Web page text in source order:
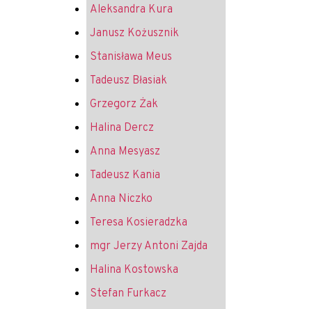
Aleksandra Kura
Janusz Kożusznik
Stanisława Meus
Tadeusz Błasiak
Grzegorz Żak
Halina Dercz
Anna Mesyasz
Tadeusz Kania
Anna Niczko
Teresa Kosieradzka
mgr Jerzy Antoni Zajda
Halina Kostowska
Stefan Furkacz